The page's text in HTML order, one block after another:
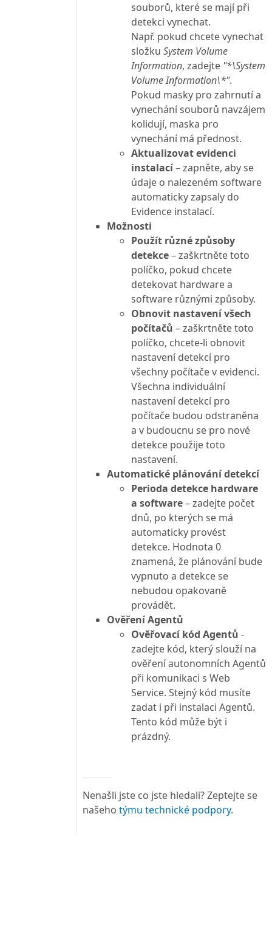
souborů, které se mají při
detekci vynechat.
Např. pokud chcete vynechat
složku System Volume
Information, zadejte "*\System
Volume Information\*".
Pokud masky pro zahrnutí a
vynechání souborů navzájem
kolidují, maska pro
vynechání má přednost.
Aktualizovat evidenci
instalací– zapněte, aby se
údaje o nalezeném software
automaticky zapsaly do
Evidence instalací.
Možnosti
Použít různé způsoby
detekce– zaškrtněte toto
políčko, pokud chcete
detekovat hardware a
software různými způsoby.
Obnovit nastavení všech
počítačů – zaškrtněte toto
políčko, chcete-li obnovit
nastavení detekcí pro
všechny počítače v evidenci.
Všechna individuální
nastavení detekcí pro
počítače budou odstraněna
a v budoucnu se pro nové
detekce použije toto
nastavení.
Automatické plánování detekcí
Perioda detekce hardware
a software– zadejte počet
dnů, po kterých se má
automaticky provést
detekce. Hodnota 0
znamená, že plánování bude
vypnuto a detekce se
nebudou opakovaně
provádět.
Ověření Agentů
Ověřovací kód Agentů -
zadejte kód, který slouží na
ověření autonomních Agentů
při komunikaci s Web
Service. Stejný kód musíte
zadat i při instalaci Agentů.
Tento kód může být i
prázdný.
Nenašli jste co jste hledali? Zeptejte se
našeho týmu technické podpory.